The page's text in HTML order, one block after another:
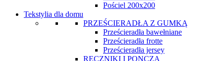
Pościel 200x200
Tekstylia dla domu
PRZEŚCIERADŁA Z GUMKĄ
Prześcieradła bawełniane
Prześcieradła frotte
Prześcieradła jersey
RĘCZNIKI I PONCZA